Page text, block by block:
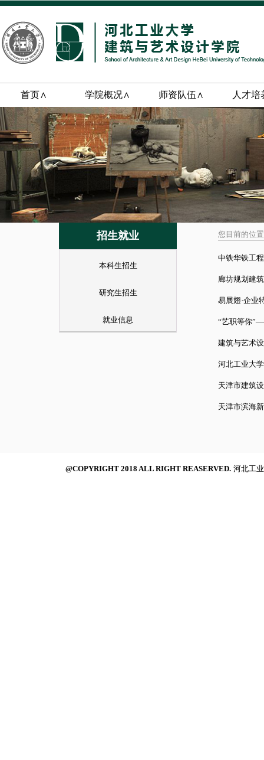
首页∧ 学院概况∧ 师资队伍∧ 人才
招生就业
本科生招生
研究生招生
就业信息
您目前的位
中铁华铁工
廊坊规划建
易展翅·企业
“艺职等你
建筑与艺术
河北工业大
天津市建筑
天津市滨海
@COPYRIGHT 2018 ALL RIGHT REASERVED. 河北工